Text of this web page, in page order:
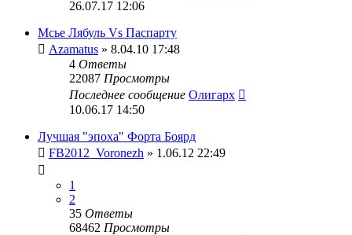
26.07.17 12:06
Мсье Лябуль Vs Паспарту
Azamatus » 8.04.10 17:48
4 Ответы
22087 Просмотры
Последнее сообщение Олигарх
10.06.17 14:50
Лучшая "эпоха" Форта Боярд
FB2012_Voronezh » 1.06.12 22:49
1
2
35 Ответы
68462 Просмотры